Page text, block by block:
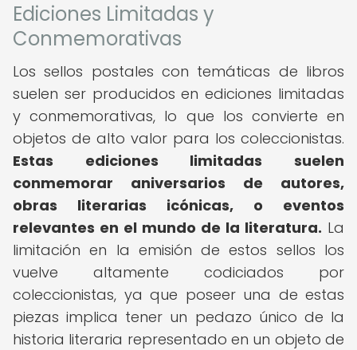
Ediciones Limitadas y
Conmemorativas
Los sellos postales con temáticas de libros
suelen ser producidos en ediciones limitadas
y conmemorativas, lo que los convierte en
objetos de alto valor para los coleccionistas.
Estas ediciones limitadas suelen
conmemorar aniversarios de autores,
obras literarias icónicas, o eventos
relevantes en el mundo de la literatura. La
limitación en la emisión de estos sellos los
vuelve altamente codiciados por
coleccionistas, ya que poseer una de estas
piezas implica tener un pedazo único de la
historia literaria representado en un objeto de